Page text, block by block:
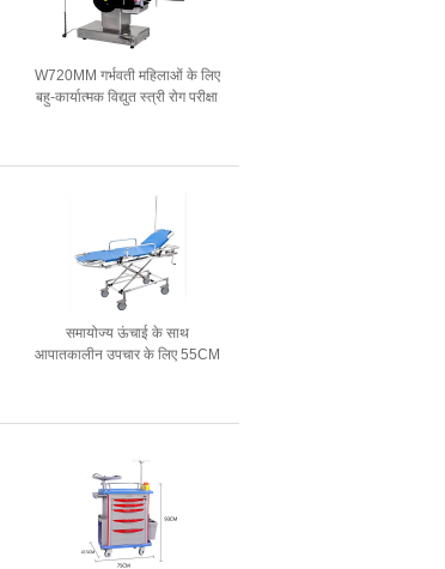
W720MM गर्भवती महिलाओं के लिए
बहु-कार्यात्मक विद्युत स्त्री रोग परीक्षा
समायोज्य ऊंचाई के साथ
आपातकालीन उपचार के लिए 55CM